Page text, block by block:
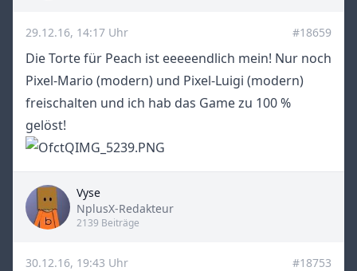
29.12.16, 14:17 Uhr #18659
Die Torte für Peach ist eeeeendlich mein! Nur noch
Pixel-Mario (modern) und Pixel-Luigi (modern)
freischalten und ich hab das Game zu 100 %
gelöst!
Vyse
Title
NplusX-Redakteur
2139 Beiträge
30.12.16, 19:43 Uhr #18753